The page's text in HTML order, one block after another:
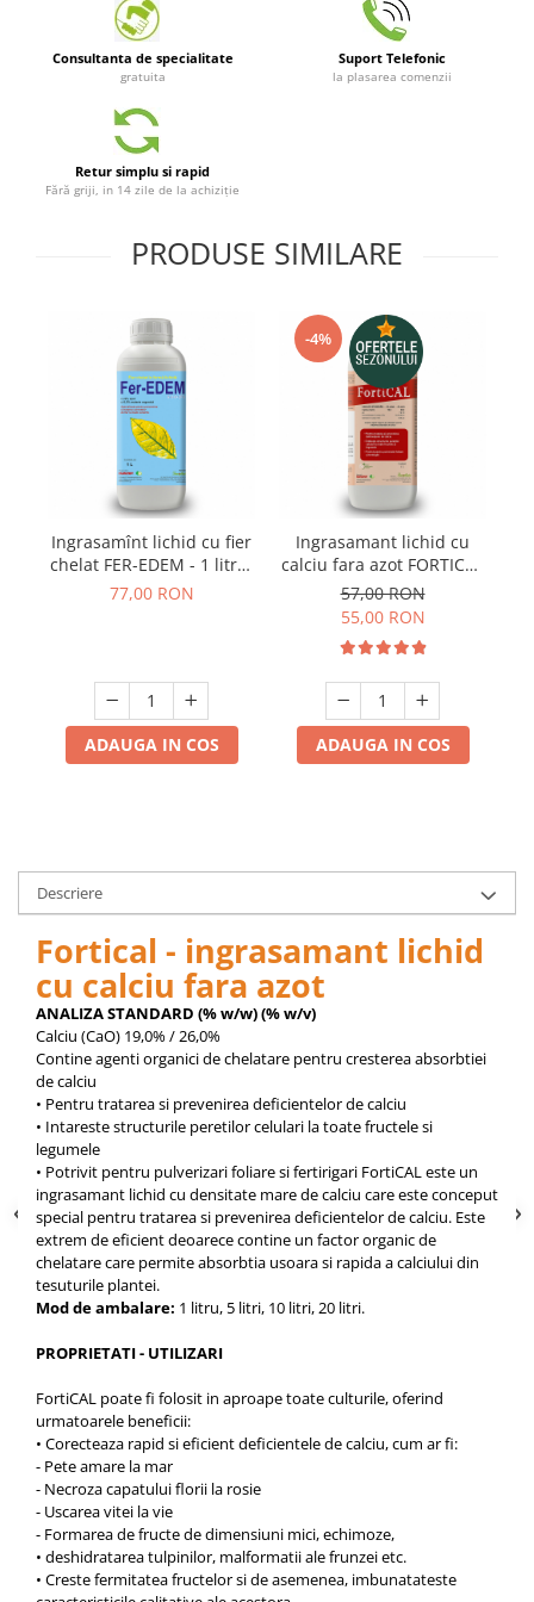
Aparat pentru legat plante cu
banda si capse
Masini pneumatice si hidraulice
Burghie pneumatice
Chei de impact pneumatice
Polizoare drepte
Antrenoare cu crichet pneumatice
Ciocane pneumatice cu dalta
Capsator pneumatic
Freze pneumatice
Pistoale pneumatice
Slefuitoare orbitale pneumatice
Compresoare
Accesorii si consumabile scule
pneumatice
Cricuri pneumatice
Prese Hidraulice
Echipamente electrice
Benzi izolatoare
Role Prelungitoare
Scule pneumatice
& Truse reparatii caroserie
Cabluri si incarcatoare acumulator
Echipamente de ridicat
Chinga ancorare
Depozitare si organizare
Freza de zapada
Echipamente de curatenie
Consultanta de specialitate
gratuita
Suport Telefonic
la plasarea comenzii
Retur simplu si rapid
Fără griji, in 14 zile de la achiziție
PRODUSE SIMILARE
Ingrasamînt lichid cu fier
chelat FER-EDEM - 1 litru,
plante ornamentale,
77,00 RON
ADAUGA IN COS
-4%
Ingrasamant lichid cu
calciu fara azot FORTICAL
- 1 litru- , legume , fructe,
vita de vie
57,00 RON
55,00 RON
ADAUGA IN COS
Descriere
Fortical - ingrasamant lichid
cu calciu fara azot
ANALIZA STANDARD (% w/w) (% w/v)
Calciu (CaO) 19,0% / 26,0%
Contine agenti organici de chelatare pentru cresterea absorbtiei
de calciu
• Pentru tratarea si prevenirea deficientelor de calciu
• Intareste structurile peretilor celulari la toate fructele si
legumele
• Potrivit pentru pulverizari foliare si fertirigari FortiCAL este un
ingrasamant lichid cu densitate mare de calciu care este conceput
special pentru tratarea si prevenirea deficientelor de calciu. Este
extrem de eficient deoarece contine un factor organic de
chelatare care permite absorbtia usoara si rapida a calciului din
tesuturile plantei.
Mod de ambalare: 1 litru, 5 litri, 10 litri, 20 litri.
PROPRIETATI - UTILIZARI
FortiCAL poate fi folosit in aproape toate culturile, oferind
urmatoarele beneficii:
• Corecteaza rapid si eficient deficientele de calciu, cum ar fi:
- Pete amare la mar
- Necroza capatului florii la rosie
- Uscarea vitei la vie
- Formarea de fructe de dimensiuni mici, echimoze,
• deshidratarea tulpinilor, malformatii ale frunzei etc.
• Creste fermitatea fructelor si de asemenea, imbunatateste